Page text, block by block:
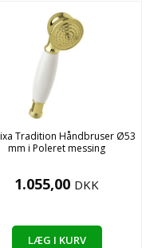
Tradition Håndbruser Ø53
mm i Poleret messing
1.055,00 DKK
LÆG I KURV